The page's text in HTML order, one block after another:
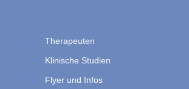
Therapeuten
Klinische Studien
Flyer und Infos